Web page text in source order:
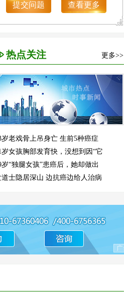
提交问题 查看更多
热点关注 更多>>
岁老戏骨上吊身亡 生前5种癌症
岁女孩胸部发育快，没想到因“它
岁“独腿女孩”患癌后，她却做出
道士隐居深山 边抗癌边给人治病